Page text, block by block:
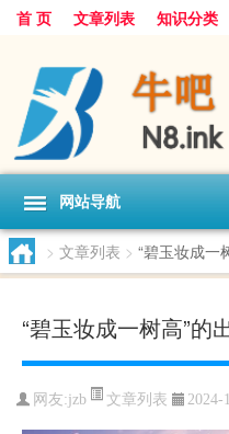
首 页 文章列表 知识分类
网站导航
> 文章列表 > “碧玉妆成一
“碧玉妆成一树高”的
网友:jzb 文章列表 2024-